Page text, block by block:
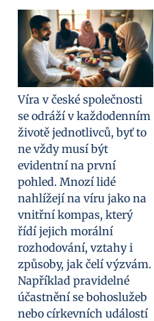
Víra v české společnosti
se odráží v každodenním
životě jednotlivců, byť to
ne vždy musí být
evidentní na první
pohled. Mnozí lidé
nahlížejí na víru jako na
vnitřní kompas, který
řídí jejich morální
rozhodování, vztahy i
způsoby, jak čelí výzvám.
Například pravidelné
účastnění se bohoslužeb
nebo církevních událostí